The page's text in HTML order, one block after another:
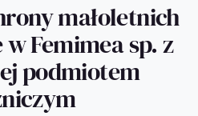
małoletnich
Femimea sp. z
podmiotem